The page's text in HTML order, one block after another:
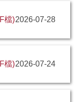
檔)2026-07-28
檔)2026-07-24